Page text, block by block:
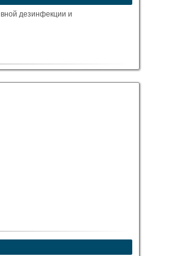
дезинфекции и